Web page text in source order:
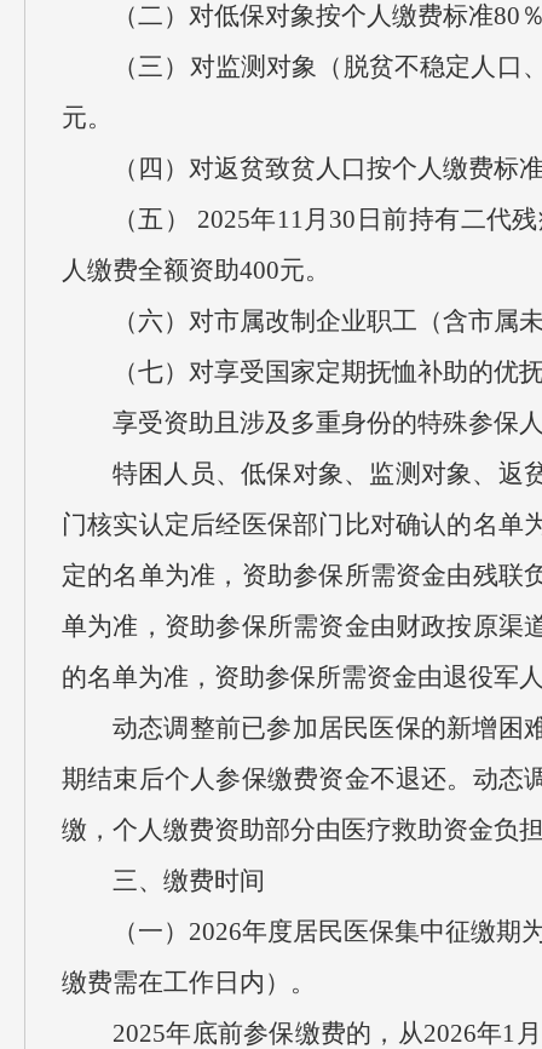
（二）对低保对象按个人缴费标准80
（三）对监测对象（脱贫不稳定人
元。
（四）对返贫致贫人口按个人缴费标
（五） 2025年11月30日前持有二代
人缴费全额资助400元。
（六）对市属改制企业职工（含市属
（七）对享受国家定期抚恤补助的优
享受资助且涉及多重身份的特殊参保
特困人员、低保对象、监测对象、返
门核实认定后经医保部门比对确认的名单
定的名单为准，资助参保所需资金由残联
单为准，资助参保所需资金由财政按原渠
的名单为准，资助参保所需资金由退役军
动态调整前已参加居民医保的新增困
期结束后个人参保缴费资金不退还。动态
缴，个人缴费资助部分由医疗救助资金负
三、缴费时间
（一）2026年度居民医保集中征缴
缴费需在工作日内）。
2025年底前参保缴费的，从2026年1